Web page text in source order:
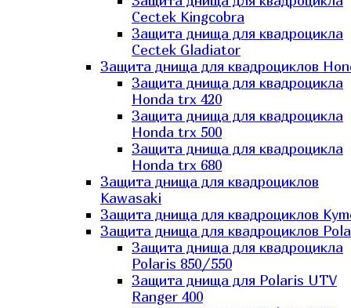
Cectek Kingcobra
Защита днища для квадроцикла
Cectek Gladiator
Защита днища для квадроциклов
Защита днища для квадроцикла
Honda trx 420
Защита днища для квадроцикла
Honda trx 500
Защита днища для квадроцикла
Honda trx 680
Защита днища для квадроциклов
Kawasaki
Защита днища для квадроциклов
Защита днища для квадроциклов
Защита днища для квадроцикла
Polaris 850/550
Защита днища для Polaris UTV
Ranger 400